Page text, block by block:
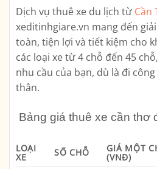
Dịch vụ thuê xe du lịch từ Cần
xeditinhgiare.vn mang đến
toàn, tiện lợi và tiết kiệm cho
các loại xe từ 4 chỗ đến 45
nhu cầu của bạn, dù là đi
thân.
Bảng giá thuê xe cần thơ
LOẠI
XE SỐ CHỖ GIÁ MỘT
(VNĐ)